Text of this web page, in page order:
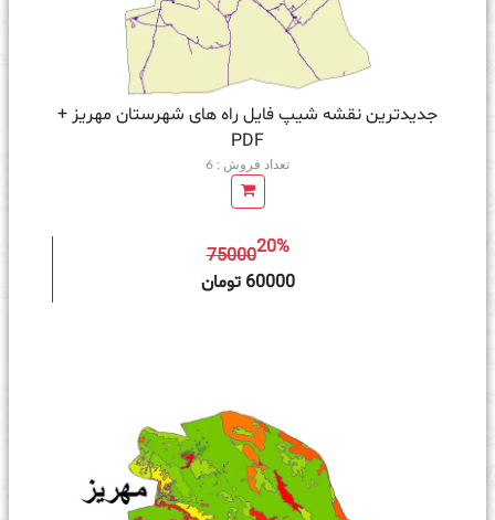
جدیدترین نقشه شیپ فایل راه های شهرستان مهریز +
PDF
تعداد فروش : 6
7500020%
60000 تومان